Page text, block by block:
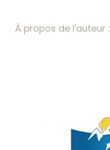
À propos de l'auteur :